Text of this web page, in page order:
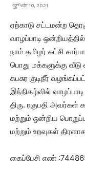
ஜூன் 10, 2021
ஏற்காடு சட்டமன்ற
வாழப்பாடி ஒன்றியத்தில்
நாம் தமிழர் கட்சி
பொது மக்களுக்கு
கபசுர குடிநீர்
இந்நிகழ்வில்
திரு. ரகுபதி அவர்கள்
மற்றும் ஒன்றிய
மற்றும் உறவுகள்
கைப்பேசி எண்